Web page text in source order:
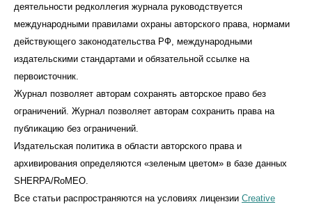
деятельности редколлегия журнала руководствуется
международными правилами охраны авторского права, нормами
действующего законодательства РФ, международными
издательскими стандартами и обязательной ссылке на
первоисточник.
Журнал позволяет авторам сохранять авторское право без
ограничений. Журнал позволяет авторам сохранить права на
публикацию без ограничений.
Издательская политика в области авторского права и
архивирования определяются «зеленым цветом» в базе данных
SHERPA/RoMEO.
Все статьи распространяются на условиях лицензии Creative